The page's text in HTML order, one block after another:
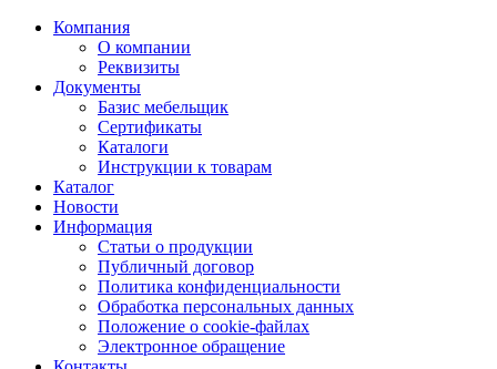
Компания
О компании
Реквизиты
Документы
Базис мебельщик
Сертификаты
Каталоги
Инструкции к товарам
Каталог
Новости
Информация
Статьи о продукции
Публичный договор
Политика конфиденциальности
Обработка персональных данных
Положение о cookie-файлах
Электронное обращение